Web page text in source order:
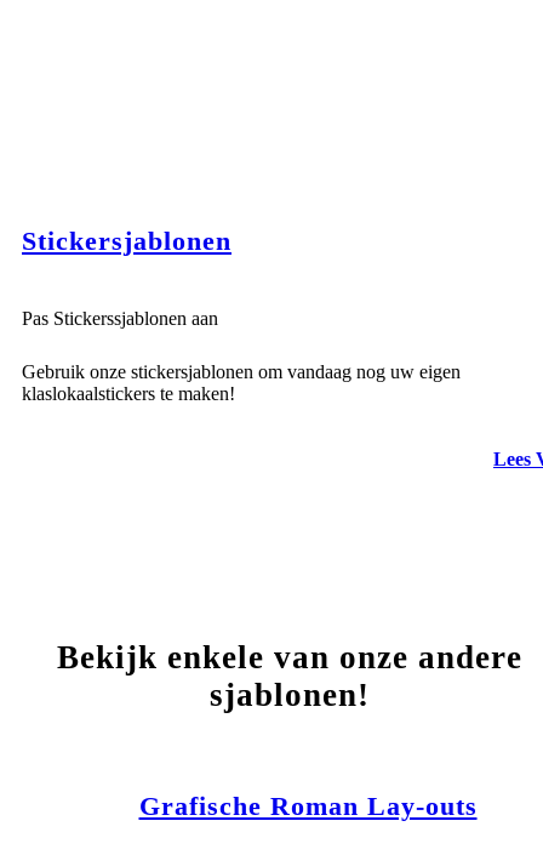
Stickersjablonen
Pas Stickerssjablonen aan
Gebruik onze stickersjablonen om vandaag nog uw eigen
klaslokaalstickers te maken!
Lees
Bekijk enkele van onze andere
sjablonen!
Grafische Roman Lay-outs